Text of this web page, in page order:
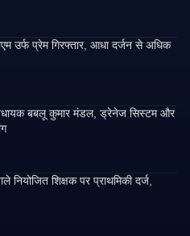
उर्फ प्रेम गिरफ्तार, आधा दर्जन से अधिक
बबलू कुमार मंडल, ड्रेनेज सिस्टम और
नियोजित शिक्षक पर प्राथमिकी दर्ज,